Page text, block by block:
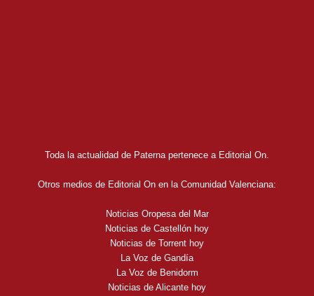
Toda la actualidad de Paterna pertenece a Editorial On.
Otros medios de Editorial On en la Comunidad Valenciana:
Noticias Oropesa del Mar
Noticias de Castellón hoy
Noticias de Torrent hoy
La Voz de Gandía
La Voz de Benidorm
Noticias de Alicante hoy